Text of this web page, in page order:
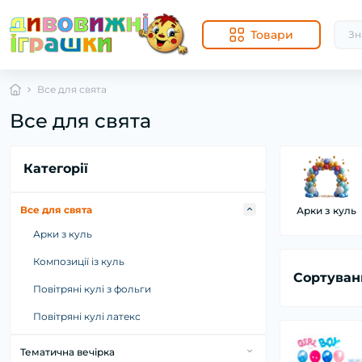
Товари
Все для свята
Все для свята
Категорії
Все для свята
Арки з куль
Композиції із куль
Повітряні кулі з фольги
Повітряні кулі латекс
Тематична вечірка
Арки з куль